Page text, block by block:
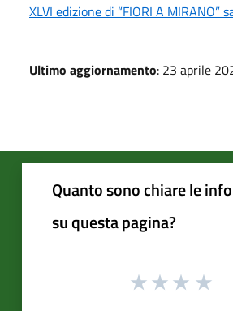
XLVI edizione di “FIORI A MIRANO”
Ultimo aggiornamento: 23 aprile
Quanto sono chiare le
su questa pagina?